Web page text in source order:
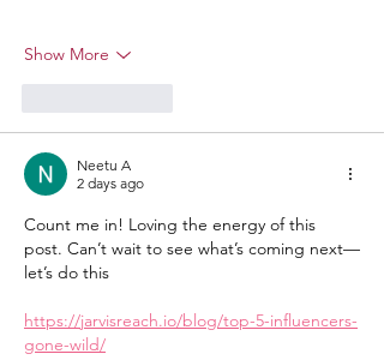
Show More
Neetu A
2 days ago
Count me in! Loving the energy of this
post. Can’t wait to see what’s coming next—
let’s do this
https://jarvisreach.io/blog/top-5-influencers-
gone-wild/